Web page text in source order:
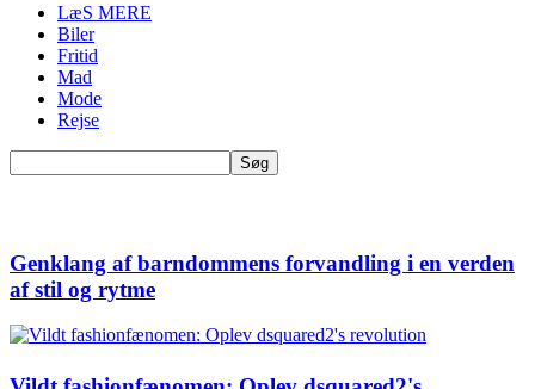
LæS MERE
Biler
Fritid
Mad
Mode
Rejse
Genklang af barndommens forvandling i en verden
af stil og rytme